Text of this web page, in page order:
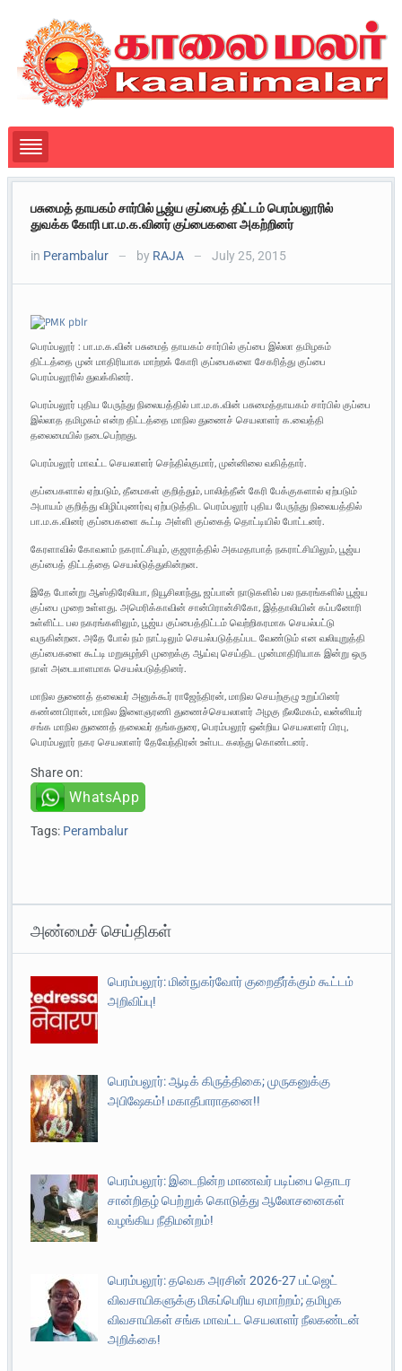
பசுமைத் தாயகம் சார்பில் பூஜ்ய குப்பைத் திட்டம் பெரம்பலூரில்
துவக்க கோரி பா.ம.க.வினர் குப்பைகளை அகற்றினர்
in Perambalur — by RAJA — July 25, 2015
பெரம்பலூர் : பா.ம.க.வின் பசுமைத் தாயகம் சார்பில் குப்பை இல்லா தமிழகம்
திட்டத்தை முன் மாதிரியாக மாற்றக் கோரி குப்பைகளை சேகரித்து குப்பை
பெரம்பலூரில் துவக்கினர்.
பெரம்பலூர் புதிய பேருந்து நிலையத்தில் பா.ம.க.வின் பசுமைத்தாயகம் சார்பில் குப்பை
இல்லாத தமிழகம் என்ற திட்டத்தை மாநில துணைச் செயலாளர் க.வைத்தி
தலைமையில் நடைபெற்றது.
பெரம்பலூர் மாவட்ட செயலாளர் செந்தில்குமார், முன்னிலை வகித்தார்.
குப்பைகளால் ஏற்படும், தீமைகள் குறித்தும், பாலித்தீன் கேரி பேக்குகளால் ஏற்படும்
அபாயம் குறித்து விழிப்புணர்வு ஏற்படுத்திட பெரம்பலூர் புதிய பேருந்து நிலையத்தில்
பா.ம.க.வினர் குப்பைகளை கூட்டி அள்ளி குப்கைத் தொட்டியில் போட்டனர்.
கேரளாவில் கோவளம் நகராட்சியும், குஜராத்தில் அகமதாபாத் நகராட்சியிலும், பூஜ்ய
குப்பைத் திட்டத்தை செயல்டுத்துகின்றன.
இதே போன்று ஆஸ்திரேலியா, நியூசிலாந்து, ஜப்பான் நாடுகளில் பல நகரங்களில் பூஜ்ய
குப்பை முறை உள்ளது. அமெரிக்காவின் சான்பிரான்சிகோ, இத்தாலியின் கப்பனோரி
உள்ளிட்ட பல நகரங்களிலும், பூஜ்ய குப்பைத்திட்டம் வெற்றிகரமாக செயல்பட்டு
வருகின்றன. அதே போல் நம் நாட்டிலும் செயல்படுத்தப்பட வேண்டும் என வலியுறுத்தி
குப்பைகளை கூட்டி மறுசுழற்சி முறைக்கு ஆய்வு செய்திட முன்மாதிரியாக இன்று ஒரு
நாள் அடையாளமாக செயல்படுத்தினர்.
மாநில துணைத் தலைவர் அனுக்கூர் ராஜேந்திரன், மாநில செயற்குழு உறுப்பினர்
கண்ணபிரான், மாநில இளைஞரணி துணைச்செயலாளர் அழகு நீலமேகம், வன்னியர்
சங்க மாநில துணைத் தலைவர் தங்கதுரை, பெரம்பலூர் ஒன்றிய செயலாளர் பிரபு,
பெரம்பலூர் நகர செயலாளர் தேவேந்திரன் உள்பட கலந்து கொண்டனர்.
Share on:
WhatsApp
Tags: Perambalur
அண்மைச் செய்திகள்
பெரம்பலூர்: மின்நுகர்வோர் குறைதீர்க்கும் கூட்டம்
அறிவிப்பு!
பெரம்பலூர்: ஆடிக் கிருத்திகை; முருகனுக்கு
அபிஷேகம்! மகாதீபாராதனை!!
பெரம்பலூர்: இடைநின்ற மாணவர் படிப்பை தொடர
சான்றிதழ் பெற்றுக் கொடுத்து ஆலோசனைகள்
வழங்கிய நீதிமன்றம்!
பெரம்பலூர்: தவெக அரசின் 2026-27 பட்ஜெட்
விவசாயிகளுக்கு மிகப்பெரிய ஏமாற்றம்; தமிழக
விவசாயிகள் சங்க மாவட்ட செயலாளர் நீலகண்டன்
அறிக்கை!